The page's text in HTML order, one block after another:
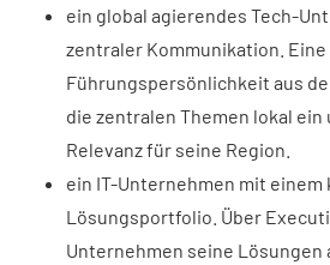
ein global agierendes Tech-
zentraler Kommunikation. Eine
Führungspersönlichkeit aus
die zentralen Themen lokal
Relevanz für seine Region.
ein IT-Unternehmen mit einem
Lösungsportfolio. Über
Unternehmen seine Lösungen